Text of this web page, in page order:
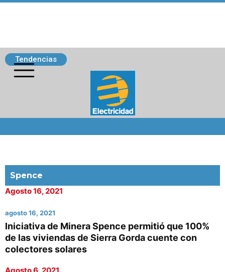
Tendencias
Spence
Agosto 16, 2021
agosto 16, 2021
Iniciativa de Minera Spence permitió que 100%
de las viviendas de Sierra Gorda cuente con
colectores solares